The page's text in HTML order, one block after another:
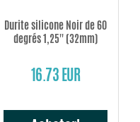
Durite silicone Noir de 60
degrés 1,25'' (32mm)
16.73 EUR